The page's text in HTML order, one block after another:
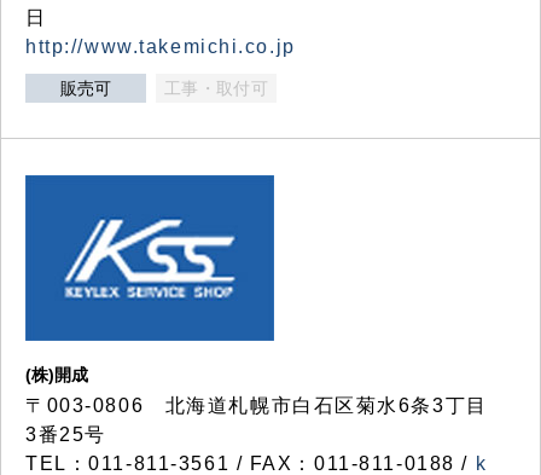
日
http://www.takemichi.co.jp
販売可 工事・取付可
(株)開成
〒003-0806 北海道札幌市白石区菊水6条3丁目
3番25号
TEL：011-811-3561 / FAX：011-811-0188 / k